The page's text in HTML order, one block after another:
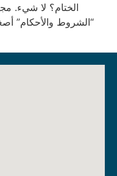
الختام؟ لا شيء.